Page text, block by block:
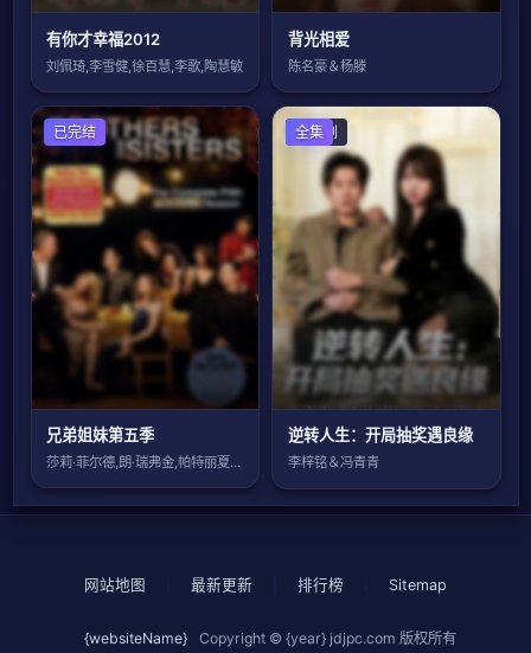
有你才幸福2012
刘佩琦,李雪健,徐百慧,李歌,陶慧敏
背光相爱
陈名豪＆杨滕
欧美剧
已完结
兄弟姐妹第五季
莎莉·菲尔德,朗·瑞弗金,帕特丽夏·温迪
国产剧
全集
逆转人生：开局抽奖遇良缘
李梓铭＆冯青青
网站地图 最新更新 排行榜 Sitemap
{websiteName} Copyright © {year} jdjpc.com 版权所有